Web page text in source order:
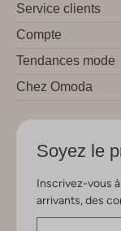
Service clients
Compte
Tendances mode
Chez Omoda
Soyez le
Inscrivez-vous
arrivants, des